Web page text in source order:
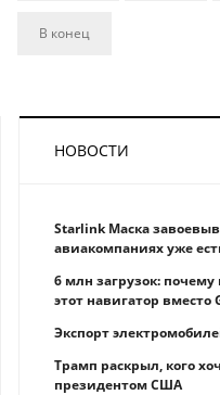
В конец
НОВОСТИ
Starlink Маска
авиакомпаниях уже
6 млн загрузок:
этот навигатор вместо
Экспорт
Трамп раскрыл, кого
президентом США